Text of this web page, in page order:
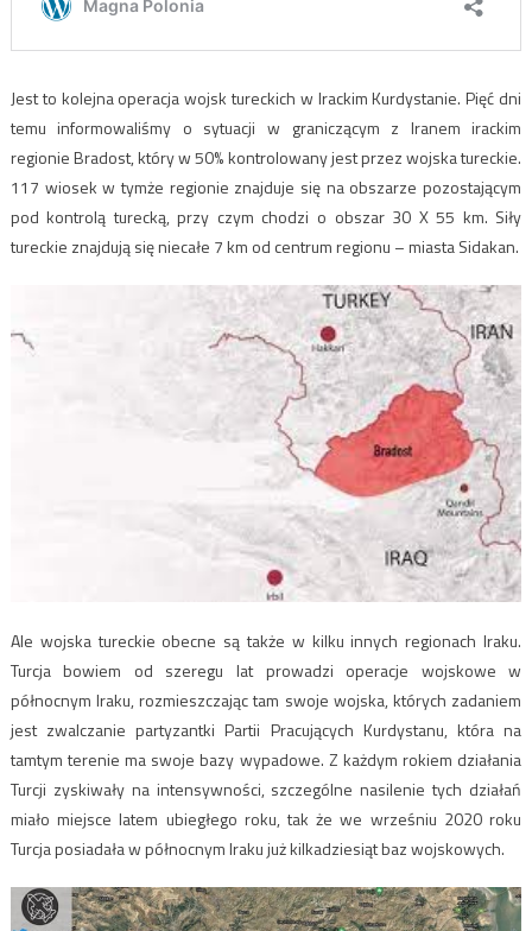
Jest to kolejna operacja wojsk tureckich w Irackim Kurdystanie. Pięć dni
temu informowaliśmy o sytuacji w graniczącym z Iranem irackim
regionie Bradost, który w 50% kontrolowany jest przez wojska tureckie.
117 wiosek w tymże regionie znajduje się na obszarze pozostającym
pod kontrolą turecką, przy czym chodzi o obszar 30 X 55 km. Siły
tureckie znajdują się niecałe 7 km od centrum regionu – miasta Sidakan.
Ale wojska tureckie obecne są także w kilku innych regionach Iraku.
Turcja bowiem od szeregu lat prowadzi operacje wojskowe w
północnym Iraku, rozmieszczając tam swoje wojska, których zadaniem
jest zwalczanie partyzantki Partii Pracujących Kurdystanu, która na
tamtym terenie ma swoje bazy wypadowe. Z każdym rokiem działania
Turcji zyskiwały na intensywności, szczególne nasilenie tych działań
miało miejsce latem ubiegłego roku, tak że we wrześniu 2020 roku
Turcja posiadała w północnym Iraku już kilkadziesiąt baz wojskowych.